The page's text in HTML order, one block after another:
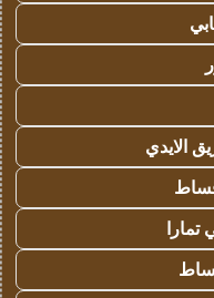
الايدي
تمارا